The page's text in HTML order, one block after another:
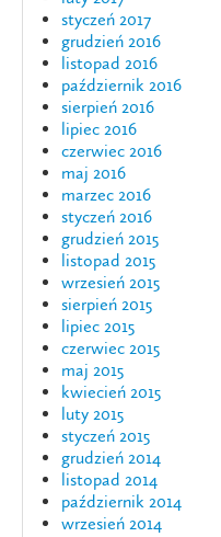
styczeń 2017
grudzień 2016
listopad 2016
październik 2016
sierpień 2016
lipiec 2016
czerwiec 2016
maj 2016
marzec 2016
styczeń 2016
grudzień 2015
listopad 2015
wrzesień 2015
sierpień 2015
lipiec 2015
czerwiec 2015
maj 2015
kwiecień 2015
luty 2015
styczeń 2015
grudzień 2014
listopad 2014
październik 2014
wrzesień 2014